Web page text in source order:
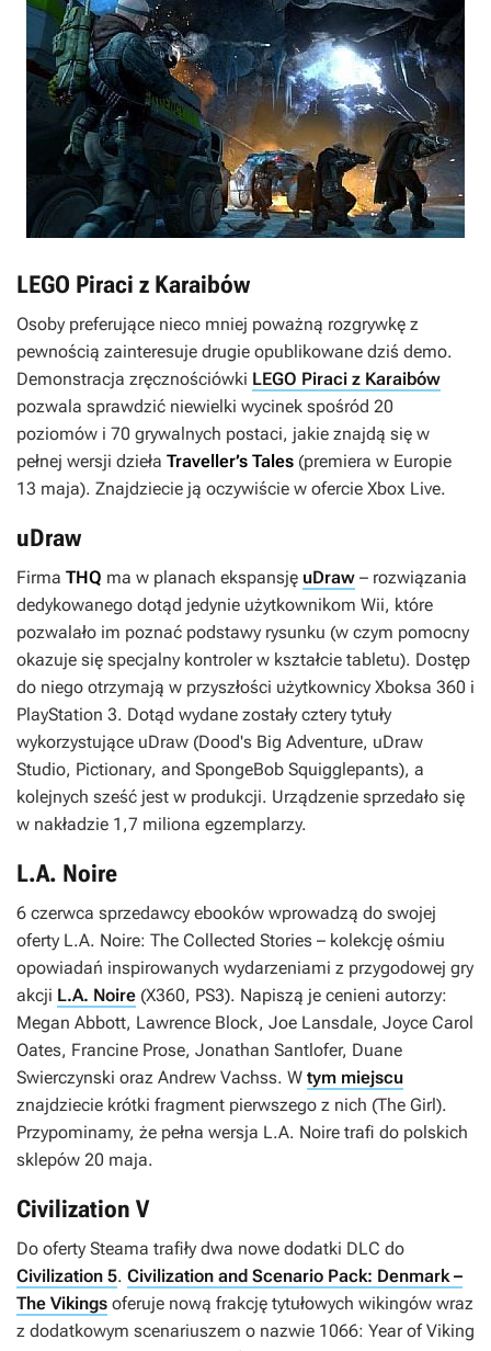
LEGO Piraci z Karaibów
Osoby preferujące nieco mniej poważną rozgrywkę z
pewnością zainteresuje drugie opublikowane dziś demo.
Demonstracja zręcznościówki LEGO Piraci z Karaibów
pozwala sprawdzić niewielki wycinek spośród 20
poziomów i 70 grywalnych postaci, jakie znajdą się w
pełnej wersji dzieła Traveller’s Tales (premiera w Europie
13 maja). Znajdziecie ją oczywiście w ofercie Xbox Live.
uDraw
Firma THQ ma w planach ekspansję uDraw – rozwiązania
dedykowanego dotąd jedynie użytkownikom Wii, które
pozwalało im poznać podstawy rysunku (w czym pomocny
okazuje się specjalny kontroler w kształcie tabletu). Dostęp
do niego otrzymają w przyszłości użytkownicy Xboksa 360 i
PlayStation 3. Dotąd wydane zostały cztery tytuły
wykorzystujące uDraw (Dood's Big Adventure, uDraw
Studio, Pictionary, and SpongeBob Squigglepants), a
kolejnych sześć jest w produkcji. Urządzenie sprzedało się
w nakładzie 1,7 miliona egzemplarzy.
L.A. Noire
6 czerwca sprzedawcy ebooków wprowadzą do swojej
oferty L.A. Noire: The Collected Stories – kolekcję ośmiu
opowiadań inspirowanych wydarzeniami z przygodowej gry
akcji L.A. Noire (X360, PS3). Napiszą je cenieni autorzy:
Megan Abbott, Lawrence Block, Joe Lansdale, Joyce Carol
Oates, Francine Prose, Jonathan Santlofer, Duane
Swierczynski oraz Andrew Vachss. W tym miejscu
znajdziecie krótki fragment pierwszego z nich (The Girl).
Przypominamy, że pełna wersja L.A. Noire trafi do polskich
sklepów 20 maja.
Civilization V
Do oferty Steama trafiły dwa nowe dodatki DLC do
Civilization 5. Civilization and Scenario Pack: Denmark –
The Vikings oferuje nową frakcję tytułowych wikingów wraz
z dodatkowym scenariuszem o nazwie 1066: Year of Viking